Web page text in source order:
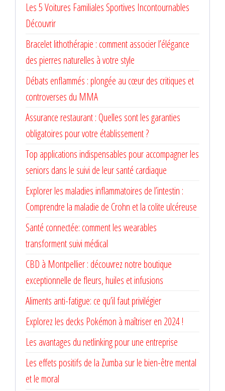
Les 5 Voitures Familiales Sportives Incontournables
Découvrir
Bracelet lithothérapie : comment associer l’élégance
des pierres naturelles à votre style
Débats enflammés : plongée au cœur des critiques et
controverses du MMA
Assurance restaurant : Quelles sont les garanties
obligatoires pour votre établissement ?
Top applications indispensables pour accompagner les
seniors dans le suivi de leur santé cardiaque
Explorer les maladies inflammatoires de l’intestin :
Comprendre la maladie de Crohn et la colite ulcéreuse
Santé connectée: comment les wearables
transforment suivi médical
CBD à Montpellier : découvrez notre boutique
exceptionnelle de fleurs, huiles et infusions
Aliments anti-fatigue: ce qu’il faut privilégier
Explorez les decks Pokémon à maîtriser en 2024 !
Les avantages du netlinking pour une entreprise
Les effets positifs de la Zumba sur le bien-être mental
et le moral